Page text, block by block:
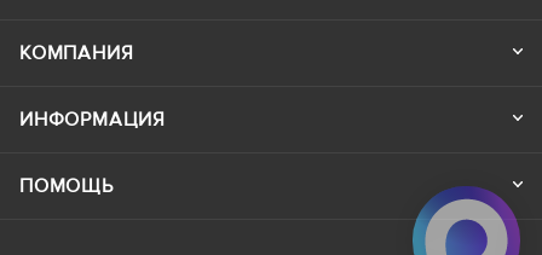
КОМПАНИЯ
ИНФОРМАЦИЯ
ПОМОЩЬ